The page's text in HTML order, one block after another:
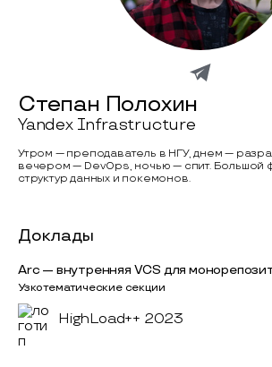
Степан Полохин
Yandex Infrastructure
Утром — преподаватель в НГУ, днем —
вечером — DevOps, ночью — спит. Большой
структур данных и покемонов.
Доклады
Arc — внутренняя VCS для
Узкотематические секции
HighLoad++ 2023